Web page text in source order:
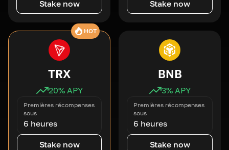
Stake now Stake now
HOT
TRX
20% APY
Premières récompenses
sous
6 heures
Stake now
BNB
3% APY
Premières récompenses
sous
6 heures
Stake now